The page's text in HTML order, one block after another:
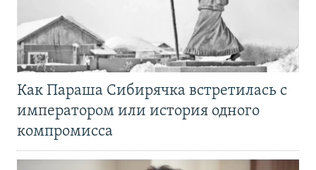
Как Параша Сибирячка встретилась с
императором или история одного
компромисса